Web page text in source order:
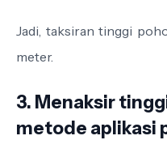
Jadi, taksiran tinggi
meter.
3. Menaksir
metode aplikasi